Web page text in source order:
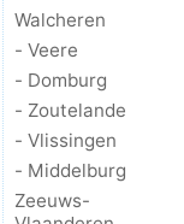
Walcheren
- Veere
- Domburg
- Zoutelande
- Vlissingen
- Middelburg
Zeeuws-